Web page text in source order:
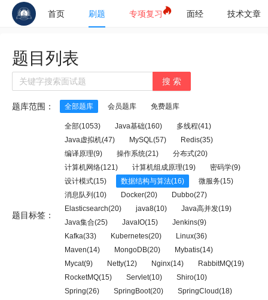
首页 刷题 专项复习 面经 技术文章
题目列表
搜 索
题库范围： 全部题库 会员题库 免费题库
题目标签：
全部(1053) Java基础(160)
多线程(41)
Java虚拟机(47)
MySQL(57)
Redis(35)
编译原理(9)
操作系统(21)
分布式(20)
计算机网络(121)
计算机组成原理(19)
密码学(9)
设计模式(15)
数据结构与算法(16)
微服务(15)
消息队列(10)
Docker(20)
Dubbo(27)
Elasticsearch(20)
java8(10)
Java高并发(19)
Java集合(25)
JavaIO(15)
Jenkins(9)
Kafka(33)
Kubernetes(20)
Linux(36)
Maven(14)
MongoDB(20)
Mybatis(14)
Mycat(9)
Netty(12) Nginx(14)
RabbitMQ(19)
RocketMQ(15)
Servlet(10)
Shiro(10)
Spring(26)
SpringBoot(20)
SpringCloud(18)